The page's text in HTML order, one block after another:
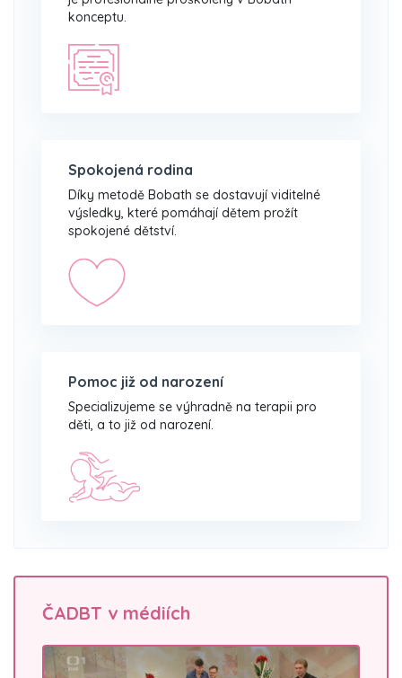
konceptu.
Spokojená rodina
Díky metodě Bobath se dostavují viditelné
výsledky, které pomáhají dětem prožít
spokojené dětství.
Pomoc již od narození
Specializujeme se výhradně na terapii pro
děti, a to již od narození.
ČADBT v médiích